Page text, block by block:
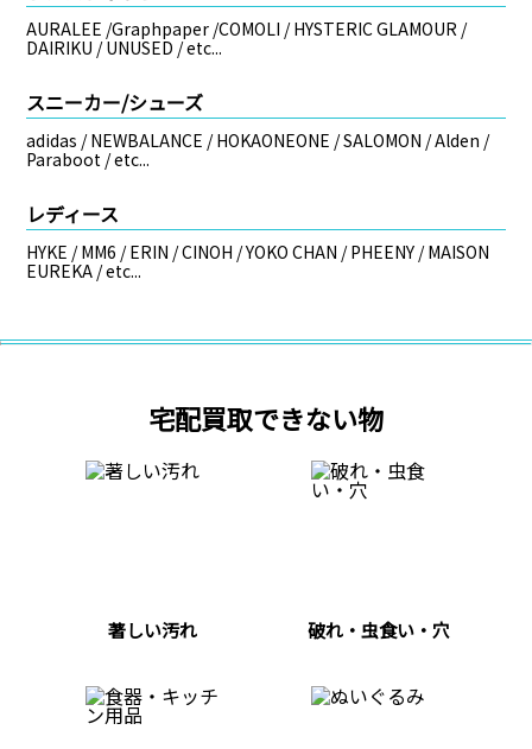
AURALEE /Graphpaper /COMOLI / HYSTERIC GLAMOUR /
DAIRIKU / UNUSED / etc...
スニーカー/シューズ
adidas / NEWBALANCE / HOKAONEONE / SALOMON / Alden /
Paraboot / etc...
レディース
HYKE / MM6 / ERIN / CINOH / YOKO CHAN / PHEENY / MAISON
EUREKA / etc...
宅配買取できない物
著しい汚れ 破れ・虫食い・穴